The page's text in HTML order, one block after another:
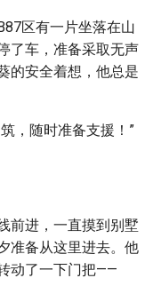
区有一片坐落在山
了车，准备采取无声
的安全着想，他总是
，随时准备支援！”
前进，一直摸到别墅
准备从这里进去。他
动了一下门把——